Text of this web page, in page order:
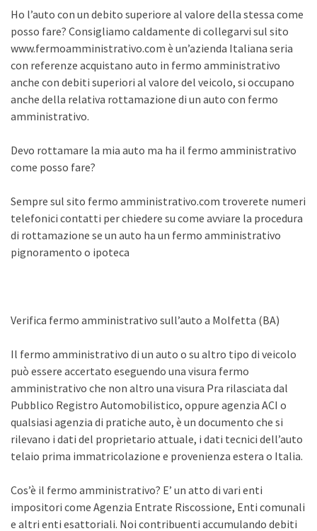
Ho l’auto con un debito superiore al valore della stessa come
posso fare? Consigliamo caldamente di collegarvi sul sito
www.fermoamministrativo.com è un’azienda Italiana seria
con referenze acquistano auto in fermo amministrativo
anche con debiti superiori al valore del veicolo, si occupano
anche della relativa rottamazione di un auto con fermo
amministrativo.
Devo rottamare la mia auto ma ha il fermo amministrativo
come posso fare?
Sempre sul sito fermo amministrativo.com troverete numeri
telefonici contatti per chiedere su come avviare la procedura
di rottamazione se un auto ha un fermo amministrativo
pignoramento o ipoteca
Verifica fermo amministrativo sull’auto a Molfetta (BA)
Il fermo amministrativo di un auto o su altro tipo di veicolo
può essere accertato eseguendo una visura fermo
amministrativo che non altro una visura Pra rilasciata dal
Pubblico Registro Automobilistico, oppure agenzia ACI o
qualsiasi agenzia di pratiche auto, è un documento che si
rilevano i dati del proprietario attuale, i dati tecnici dell’auto
telaio prima immatricolazione e provenienza estera o Italia.
Cos’è il fermo amministrativo? E’ un atto di vari enti
impositori come Agenzia Entrate Riscossione, Enti comunali
e altri enti esattoriali. Noi contribuenti accumulando debiti